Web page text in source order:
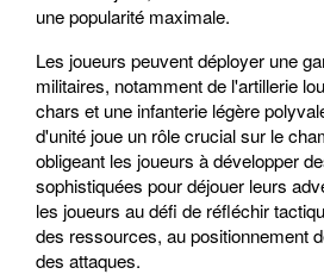
une popularité maximale.
Les joueurs peuvent déployer une
militaires, notamment de l'artillerie
chars et une infanterie légère
d'unité joue un rôle crucial sur le
obligeant les joueurs à développer
sophistiquées pour déjouer leurs
les joueurs au défi de réfléchir
des ressources, au positionnement
des attaques.